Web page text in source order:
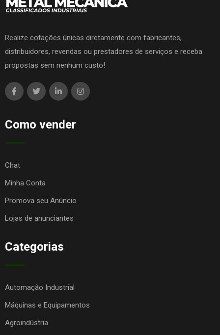
Realize cotações únicas diretamente com fabricantes,
distribuidores, revendas ou prestadores de serviços e receba
propostas sem nenhum custo!
Como vender
Chat
Minha Conta
Promova seu Anúncio
Lojas de anunciantes
Categorias
Automação Industrial
Máquinas e Equipamentos
Agroindústria